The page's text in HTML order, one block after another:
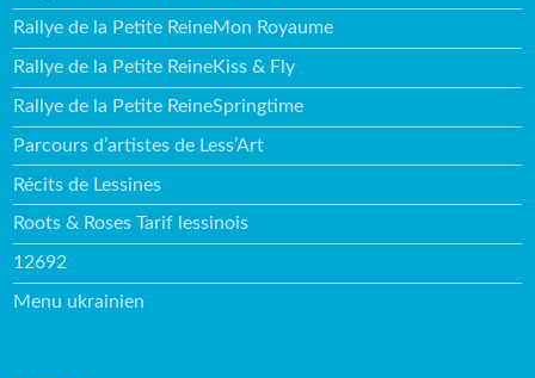
Rallye de la Petite ReineMon Royaume
Rallye de la Petite ReineKiss & Fly
Rallye de la Petite ReineSpringtime
Parcours d’artistes de Less’Art
Récits de Lessines
Roots & Roses Tarif lessinois
12692
Menu ukrainien